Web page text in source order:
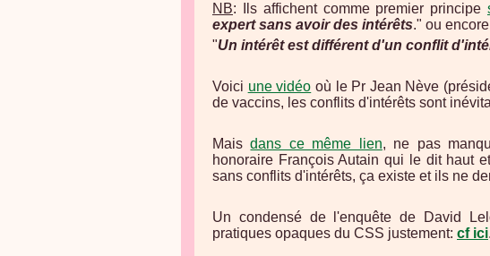
NB: Ils affichent comme premier principe
expert sans avoir des intérêts." ou
"Un intérêt est différent d'un conflit
Voici une vidéo où le Pr Jean Nève
de vaccins, les conflits d'intérêts sont
Maisdans ce même lien, ne pas
honoraire François Autain qui le dit haut
sans conflits d'intérêts, ça existe et ils ne
Un condensé de l'enquête de David
pratiques opaques du CSS justement: cf ici.